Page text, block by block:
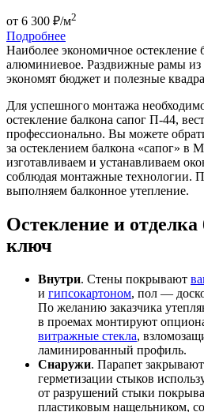
от 6 300 ₽/м2
Подробнее
Наиболее экономичное остекление
алюминиевое. Раздвижные рамы
экономят бюджет и полезные
Для успешного монтажа
остекление балкона сапог П-44,
профессионально. Вы можете
за остеклением балкона «сапог»
изготавливаем и устанавливаем
соблюдая монтажные технологии.
выполняем балконное утепление.
Остекление и отделка
ключ
Внутри. Стены покрывают
и гипсокартоном, пол —
По желанию заказчика
в проемах монтируют
витражные стекла,
ламинированный профиль.
Снаружи. Парапет закрывают
герметизации стыков
от разрушений стыки
пластиковым нащельником,